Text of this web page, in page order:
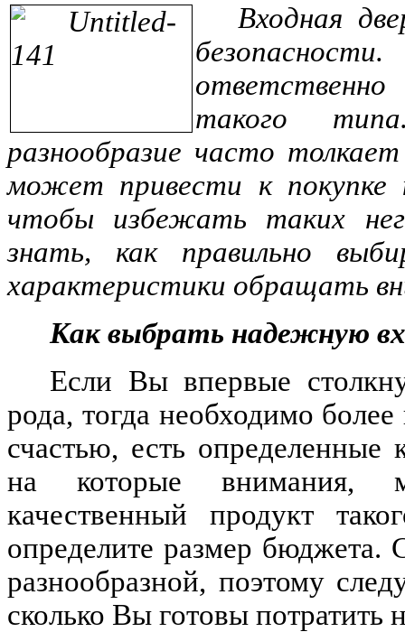
Входная
такого
разнообразие часто
может привести к покупке
чтобы избежать таких
знать, как правильно
характеристики обращать
Как выбрать надежную
Если Вы впервые
рода, тогда необходимо
счастью, есть определенные
на которые внимания,
качественный продукт
определите размер бюджета.
разнообразной, поэтому
сколько Вы готовы потратить